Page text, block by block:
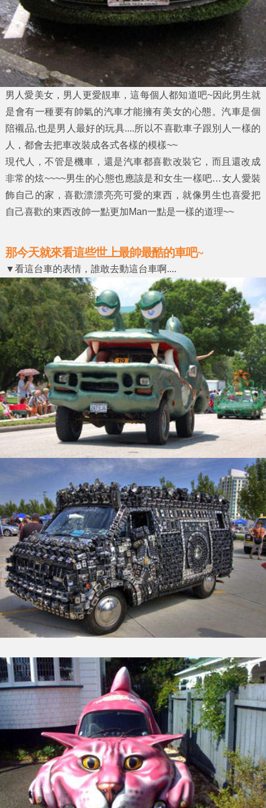
男人愛美女，男人更愛靚車，這每個人都知道吧~因此男生就
是會有一種要有帥氣的汽車才能擁有美女的心態。汽車是個
陪襯品,也是男人最好的玩具....所以不喜歡車子跟別人一樣的
人，都會去把車改裝成各式各樣的模樣~~
現代人，不管是機車，還是汽車都喜歡改裝它，而且還改成
非常的炫~~~~男生的心態也應該是和女生一樣吧…女人愛裝
飾自己的家，喜歡漂漂亮亮可愛的東西，就像男生也喜愛把
自己喜歡的東西改帥一點更加Man一點是一樣的道理~~
那今天就來看這些世上最帥最酷的車吧~
▼看這台車的表情，誰敢去動這台車啊....